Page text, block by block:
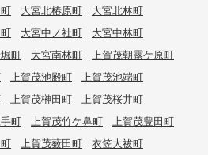
大宮北椿原町
大宮北林町
大宮中ノ社町
大宮中林町
町 大宮南林町
上賀茂朝露ケ原町
上賀茂池殿町
上賀茂池端町
上賀茂榊田町
上賀茂桜井町
町 上賀茂竹ケ鼻町
上賀茂豊田町
上賀茂薮田町
衣笠大祓町